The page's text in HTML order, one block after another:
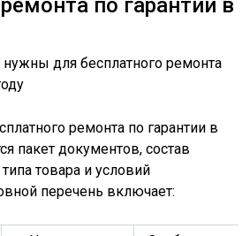
по гарантии в
ремонта по гарантии в
пакет документов, состав
товара и условий
перечень включает: